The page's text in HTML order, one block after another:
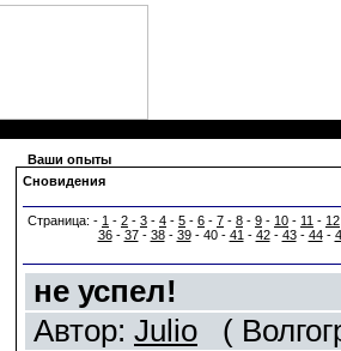
Ваши опыты
Сновидения
Страница: - 1 - 2 - 3 - 4 - 5 - 6 - 7 - 8 - 9 - 10 - 11 - 12
36- 37- 38- 39- 40 - 41 - 42- 43- 44-
не успел!
Автор: Julio (